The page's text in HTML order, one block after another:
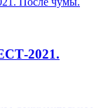
2021.